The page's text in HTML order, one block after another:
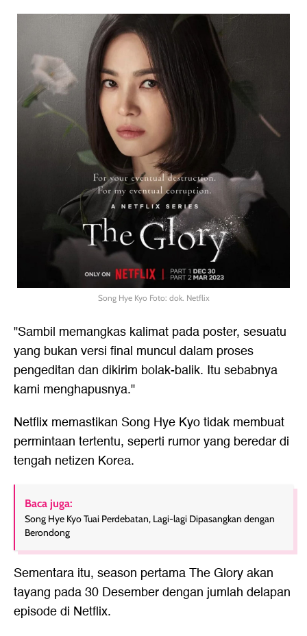
Song Hye Kyo Foto: dok. Netflix
"Sambil memangkas kalimat pada poster, sesuatu
yang bukan versi final muncul dalam proses
pengeditan dan dikirim bolak-balik. Itu sebabnya
kami menghapusnya."
Netflix memastikan Song Hye Kyo tidak membuat
permintaan tertentu, seperti rumor yang beredar di
tengah netizen Korea.
Baca juga:
Song Hye Kyo Tuai Perdebatan, Lagi-lagi Dipasangkan dengan
Berondong
Sementara itu, season pertama The Glory akan
tayang pada 30 Desember dengan jumlah delapan
episode di Netflix.